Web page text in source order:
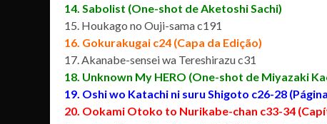
14. Sabolist (One-shot de Aketoshi Sachi)
15. Houkago no Ouji-sama c191
16. Gokurakugai c24 (Capa da Edição)
17. Akanabe-sensei wa Tereshirazu c31
18. Unknown My HERO (One-shot de Miyazaki
19. Oshi wo Katachi ni suru Shigoto c26-28
20. Ookami Otoko to Nurikabe-chan c33-34